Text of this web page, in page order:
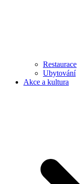
Restaurace
Ubytování
Akce a kultura